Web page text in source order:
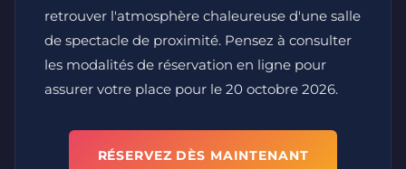
retrouver l'atmosphère chaleureuse d'une salle
de spectacle de proximité. Pensez à consulter
les modalités de réservation en ligne pour
assurer votre place pour le 20 octobre 2026.
RÉSERVEZ DÈS MAINTENANT